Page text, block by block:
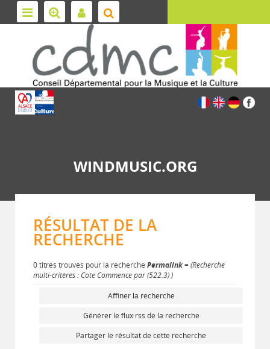
WINDMUSIC.ORG
RÉSULTAT DE LA
RECHERCHE
0 titres trouvés pour la recherche Permalink= (Recherche
multi-critères : Cote Commence par (522.3) )
Affiner la recherche
Générer le flux rss de la recherche
Partager le résultat de cette recherche